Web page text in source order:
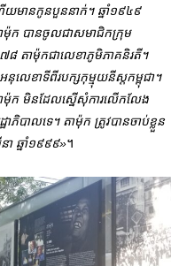
មានកូនបួននាក់។ ឆ្នាំ១៩៤៩
តាម៉ុក បានចូលជាសមាជិកក្រុម
៨ តាម៉ុកជាលេខាភូមិភាគនិរតី។
នុលេខាទីពីរបក្សកុម្មុយនីស្តកម្ពុជា។
ម៉ុក មិនដែលស្នើសុំការលើកលែង
ាលទេ។ តាម៉ុក ត្រូវបានចាប់ខ្លួន
ា ឆ្នាំ១៩៩៩»។